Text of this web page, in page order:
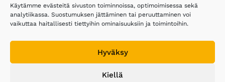
Käytämme evästeitä sivuston toiminnoissa, optimoimisessa sekä
analytiikassa. Suostumuksen jättäminen tai peruuttaminen voi
vaikuttaa haitallisesti tiettyihin ominaisuuksiin ja toimintoihin.
Hyväksy
Kiellä
Eläkeläiset ry
00700 Helsinki